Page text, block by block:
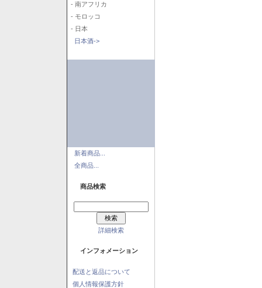
- 南アフリカ
- モロッコ
- 日本
日本酒->
新着商品...
全商品...
商品検索
詳細検索
インフォメーション
配送と返品について
個人情報保護方針